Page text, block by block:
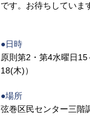
です。お待ちしていま
●日時
原則第2・第4水曜日
18(木)）
●場所
弦巻区民センター三階